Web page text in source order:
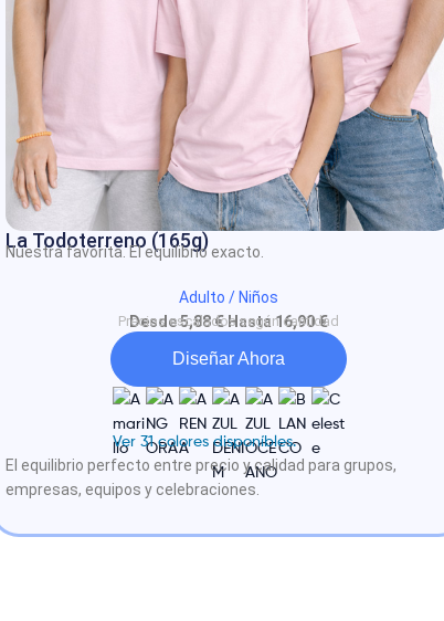
La Todoterreno (165g)
Nuestra favorita. El equilibrio exacto.
Adulto / Niños
Desde 5,88 € Hasta 16,90 €
Precios escalados según cantidad
Diseñar Ahora
Ver 31 colores disponíbles.
El equilibrio perfecto entre precio y calidad para grupos,
empresas, equipos y celebraciones.